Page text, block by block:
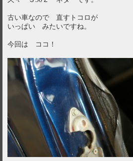
古い車なので 直すトコロが
いっぱい みたいですね。
今回は ココ！